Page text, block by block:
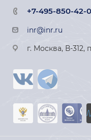
+7-495-850-42-
inr@inr.ru
г. Москва, В-312,